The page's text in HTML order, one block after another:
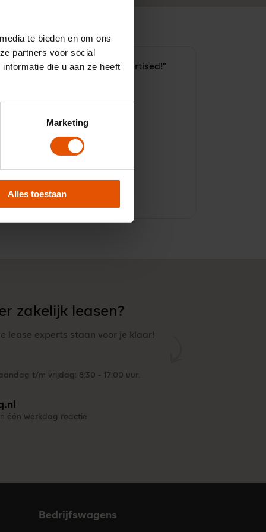
te bieden en om ons
partners voor social
die u aan ze heeft
Marketing
Alles toestaan
en transparant, as advertised!"
10 Door:
Robin, Houten
zakelijk leasen?
lease experts staan voor je klaar!
t/m vrijdag: 8:30 - 17:00 uur.
één werkdag reactie
Bedrijfswagens